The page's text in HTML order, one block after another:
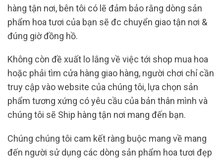
hàng tận nơi, bên tôi có lẽ đảm bảo rằng dòng sản
phẩm hoa tươi của bạn sẽ đc chuyển giao tận nơi &
đúng giờ đồng hồ.
Không còn đề xuất lo lắng về việc tới shop mua hoa
hoặc phải tìm cửa hàng giao hàng, người chơi chỉ cần
truy cập vào website của chúng tôi, lựa chọn sản
phẩm tương xứng có yêu cầu của bản thân mình và
chúng tôi sẽ Ship hàng tận nơi mang đến bạn.
Chúng chúng tôi cam kết ràng buộc mang về mang
đến người sử dụng các dòng sản phẩm hoa tươi đẹp